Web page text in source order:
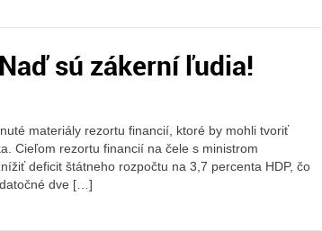
sú zákerní ľudia!
materiály rezortu financií, ktoré by mohli tvoriť
Cieľom rezortu financií na čele s ministrom
deficit štátneho rozpočtu na 3,7 percenta HDP, čo
dve […]